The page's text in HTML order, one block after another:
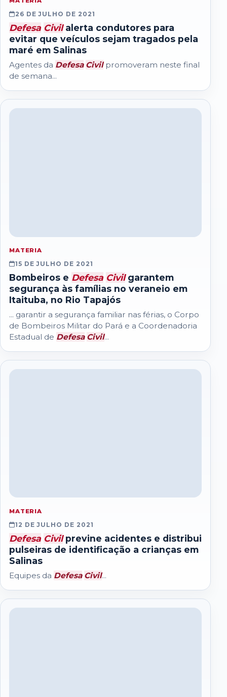
26 DE JULHO DE 2021
Defesa Civilalerta condutores para
evitar que veículos sejam tragados pela
maré em Salinas
Agentes da Defesa Civilpromoveram neste final
de semana...
MATERIA
15 DE JULHO DE 2021
Bombeiros e Defesa Civilgarantem
segurança às famílias no veraneio em
Itaituba, no Rio Tapajós
... garantir a segurança familiar nas férias, o Corpo
de Bombeiros Militar do Pará e a Coordenadoria
Estadual de Defesa Civil...
MATERIA
12 DE JULHO DE 2021
Defesa Civilprevine acidentes e distribui
pulseiras de identificação a crianças em
Salinas
Equipes da Defesa Civil...